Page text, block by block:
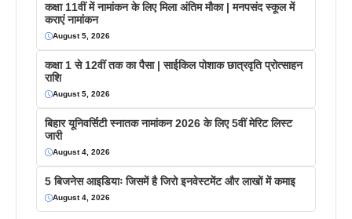
कक्षा 11वीं में नामांकन के लिए मिला अंतिम मौका | मनपसंद स्कूल में
कराएं नामांकन
August 5, 2026
कक्षा 1 से 12वीं तक का पैसा | साईकिल पोशाक छात्रवृति प्रोत्साहन
राशि
August 5, 2026
बिहार यूनिवर्सिटी स्नातक नामांकन 2026 के लिए 5वीं मेरिट लिस्ट
जारी
August 4, 2026
5 बिजनेस आइडियाः जिसमें है जिरो इनवेस्टमेंट और लाखों में कमाइ
August 4, 2026